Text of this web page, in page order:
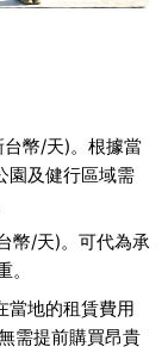
幣/天)。根據當
園及健行區域需
幣/天)。可代為承
當地的租賃費用
需提前購買昂貴